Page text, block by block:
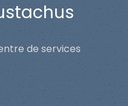
de services